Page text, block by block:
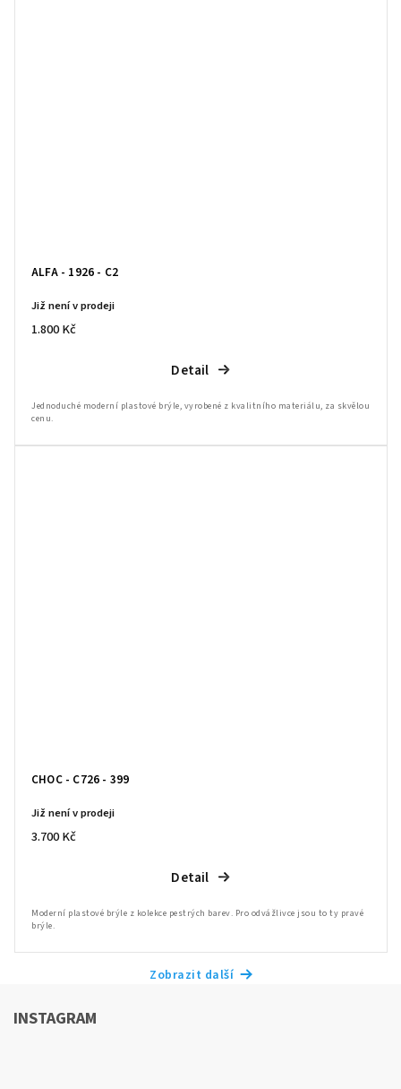
ALFA - 1926 - C2
Již není v prodeji
1.800 Kč
Detail
Jednoduché moderní plastové brýle, vyrobené z kvalitního materiálu, za skvělou
CHOC - C726 - 399
Již není v prodeji
3.700 Kč
Detail
Moderní plastové brýle z kolekce pestrých barev. Pro odvážlivce jsou to ty pravé
Zobrazit další
INSTAGRAM